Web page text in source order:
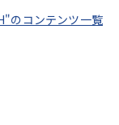
のコンテンツ一覧